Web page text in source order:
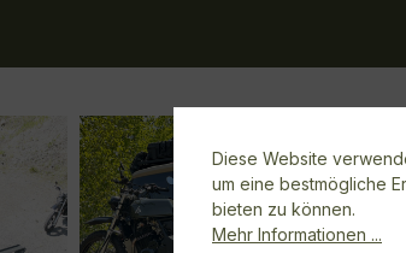
Diese Website
um eine bestmögliche
bieten zu können.
Mehr Informationen ...